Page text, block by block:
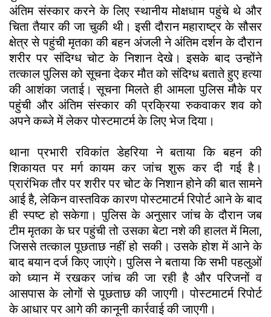
अंतिम संस्कार करने के लिए स्थानीय मोक्षधाम पहुंचे थे और
चिता तैयार की जा चुकी थी। इसी दौरान महाराष्ट्र के सौसर
क्षेत्र से पहुंची मृतका की बहन अंजली ने अंतिम दर्शन के दौरान
शरीर पर संदिग्ध चोट के निशान देखे। इसके बाद उन्होंने
तत्काल पुलिस को सूचना देकर मौत को संदिग्ध बताते हुए हत्या
की आशंका जताई। सूचना मिलते ही आमला पुलिस मौके पर
पहुंची और अंतिम संस्कार की प्रक्रिया रुकवाकर शव को
अपने कब्जे में लेकर पोस्टमाटर्म के लिए भेज दिया।
थाना प्रभारी रविकांत डेहरिया ने बताया कि बहन की
शिकायत पर मर्ग कायम कर जांच शुरू कर दी गई है।
प्रारंभिक तौर पर शरीर पर चोट के निशान होने की बात सामने
आई है, लेकिन वास्तविक कारण पोस्टमाटर्म रिपोर्ट आने के बाद
ही स्पष्ट हो सकेगा। पुलिस के अनुसार जांच के दौरान जब
टीम मृतका के घर पहुंची तो उसका बेटा नशे की हालत में मिला,
जिससे तत्काल पूछताछ नहीं हो सकी। उसके होश में आने के
बाद बयान दर्ज किए जाएंगे। पुलिस ने बताया कि सभी पहलुओं
को ध्यान में रखकर जांच की जा रही है और परिजनों व
आसपास के लोगों से पूछताछ की जाएगी। पोस्टमाटर्म रिपोर्ट
के आधार पर आगे की कानूनी कार्रवाई की जाएगी।